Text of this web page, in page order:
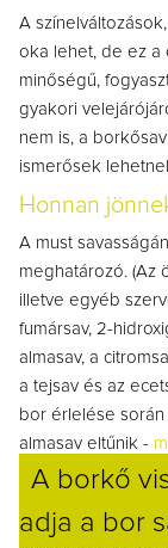
A
oka lehet, de ez a
minőségű,
gyakori
nem is, a
ismerősek
Honnan
A must
meghatározó. (Az
illetve egyéb
fumársav, 2-
almasav, a
a tejsav és az
bor érlelése során
almasav eltűnik -
A borkő
adja a bor